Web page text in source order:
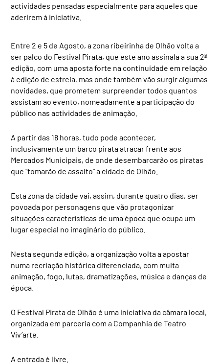
actividades pensadas especialmente para aqueles que
aderirem à iniciativa.
Entre 2 e 5 de Agosto, a zona ribeirinha de Olhão volta a
ser palco do Festival Pirata, que este ano assinala a sua 2ª
edição, com uma aposta forte na continuidade em relação
à edição de estreia, mas onde também vão surgir algumas
novidades, que prometem surpreender todos quantos
assistam ao evento, nomeadamente a participação do
público nas actividades de animação.
A partir das 18 horas, tudo pode acontecer,
inclusivamente um barco pirata atracar frente aos
Mercados Municipais, de onde desembarcarão os piratas
que “tomarão de assalto” a cidade de Olhão.
Esta zona da cidade vai, assim, durante quatro dias, ser
povoada por personagens que vão protagonizar
situações características de uma época que ocupa um
lugar especial no imaginário do público.
Nesta segunda edição, a organização volta a apostar
numa recriação histórica diferenciada, com muita
animação, fogo, lutas, dramatizações, música e danças de
época.
O Festival Pirata de Olhão é uma iniciativa da câmara local,
organizada em parceria com a Companhia de Teatro
Viv’arte.
A entrada é livre.